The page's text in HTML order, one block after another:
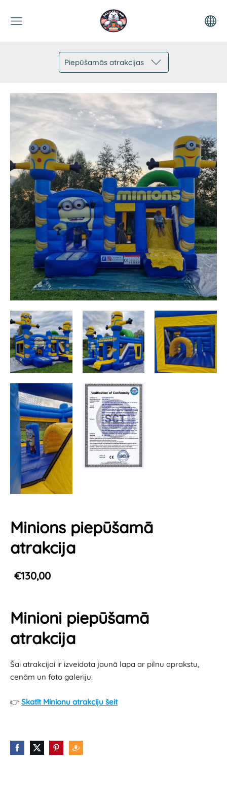
Piepūšamās atrakcijas
Minions piepūšamā
atrakcija
€130,00
Minioni piepūšamā
atrakcija
Šai atrakcijai ir izveidota jaunā lapa ar pilnu aprakstu,
cenām un foto galeriju.
👉 Skatīt Minionu atrakciju šeit